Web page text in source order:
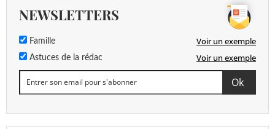
NEWSLETTERS
Famille Voir un exemple
Astuces de la rédac Voir un exemple